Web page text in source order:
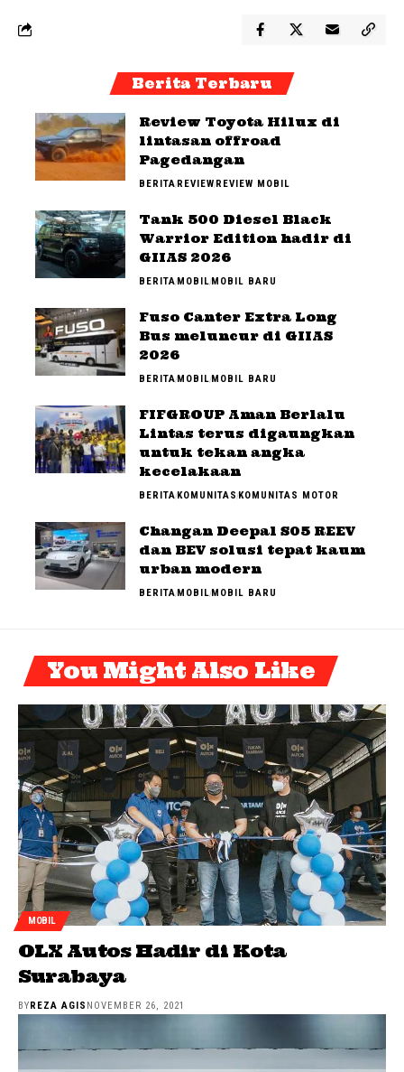
Berita Terbaru
Review Toyota Hilux di
lintasan offroad
Pagedangan
BERITAREVIEWREVIEW MOBIL
Tank 500 Diesel Black
Warrior Edition hadir di
GIIAS 2026
BERITAMOBILMOBIL BARU
Fuso Canter Extra Long
Bus meluncur di GIIAS
2026
BERITAMOBILMOBIL BARU
FIFGROUP Aman Berlalu
Lintas terus digaungkan
untuk tekan angka
kecelakaan
BERITAKOMUNITASKOMUNITAS MOTOR
Changan Deepal S05 REEV
dan BEV solusi tepat kaum
urban modern
BERITAMOBILMOBIL BARU
You Might Also Like
MOBIL
OLX Autos Hadir di Kota
Surabaya
BYREZA AGIS NOVEMBER 26, 2021